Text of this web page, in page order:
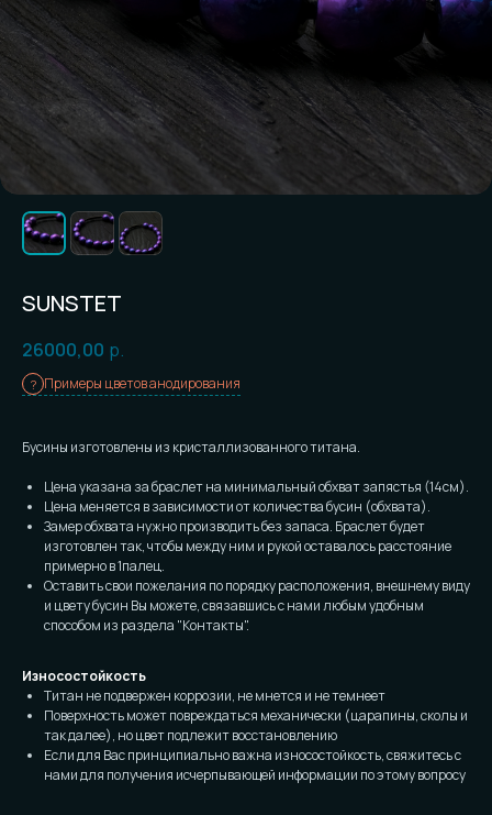
SUNSTET
26000,00 р.
Примеры цветов анодирования
Бусины изготовлены из кристаллизованного титана.
Цена указана за браслет на минимальный обхват запястья (14см).
Цена меняется в зависимости от количества бусин (обхвата).
Замер обхвата нужно производить без запаса. Браслет будет
изготовлен так, чтобы между ним и рукой оставалось расстояние
примерно в 1палец.
Оставить свои пожелания по порядку расположения, внешнему виду
и цвету бусин Вы можете, связавшись с нами любым удобным
способом из раздела "Контакты".
Износостойкость
Титан не подвержен коррозии, не мнется и не темнеет
Поверхность может повреждаться механически (царапины, сколы и
так далее), но цвет подлежит восстановлению
Если для Вас принципиально важна износостойкость, свяжитесь с
нами для получения исчерпывающей информации по этому вопросу